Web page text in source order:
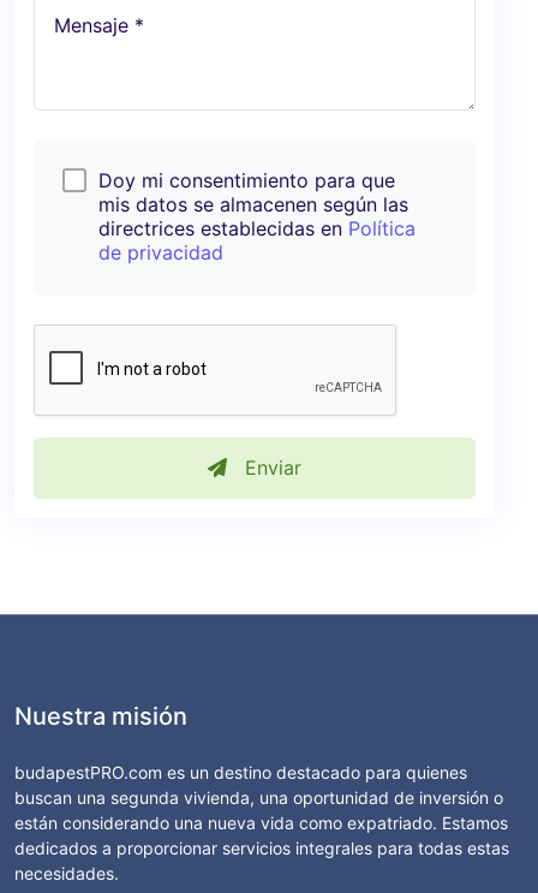
Mensaje *
Doy mi consentimiento para que
mis datos se almacenen según las
directrices establecidas en Política
de privacidad
Enviar
Nuestra misión
budapestPRO.com es un destino destacado para quienes
buscan una segunda vivienda, una oportunidad de inversión o
están considerando una nueva vida como expatriado. Estamos
dedicados a proporcionar servicios integrales para todas estas
necesidades.